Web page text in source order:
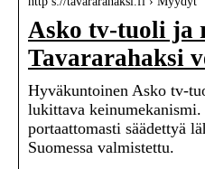
Asko tv-tuoli ja
Tavararahaksi
Hyväkuntoinen Asko tv-
lukittava keinumekanismi.
portaattomasti säädettyä
Suomessa valmistettu.